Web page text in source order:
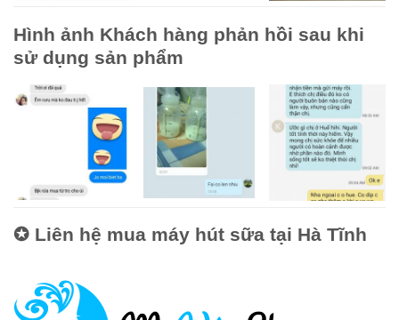
Hình ảnh Khách hàng phản hồi sau khi
sử dụng sản phẩm​
✪ Liên hệ mua máy hút sữa tại Hà Tĩnh